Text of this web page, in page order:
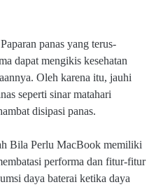
panas yang terus-
dapat mengikis kesehatan
Oleh karena itu, jauhi
seperti sinar matahari
disipasi panas.
Bila Perlu MacBook memiliki
performa dan fitur-fitur
daya baterai ketika daya